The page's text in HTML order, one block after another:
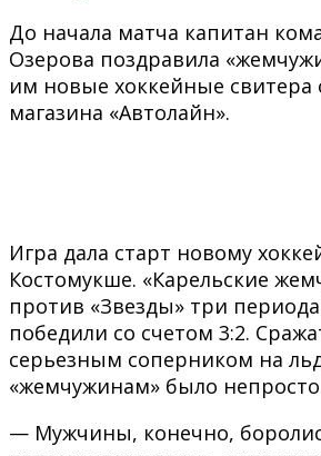
До начала матча капитан
Озерова поздравила
им новые хоккейные свитера
магазина «Автолайн».
Игра дала старт новому
Костомукше. «Карельские
против «Звезды» три
победили со счетом 3:2.
серьезным соперником на
«жемчужинам» было
— Мужчины, конечно,